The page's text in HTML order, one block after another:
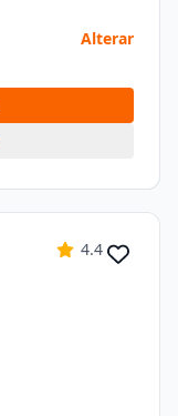
Alterar
4.4